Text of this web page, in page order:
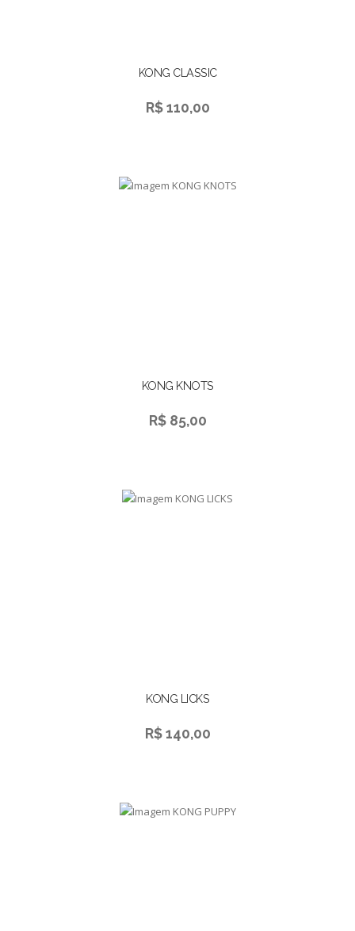
KONG CLASSIC
R$ 110,00
KONG KNOTS
R$ 85,00
KONG LICKS
R$ 140,00